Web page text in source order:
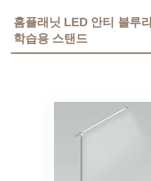
홈플래닛 LED 안티 블루
학습용 스탠드